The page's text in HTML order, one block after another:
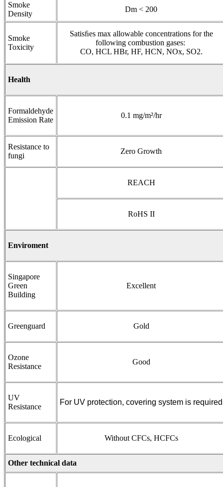
Smoke
Density
Dm < 200
Smoke
Toxicity
Satisﬁes max allowable concentrations for the
following combustion gases:
CO, HCL HBr, HF, HCN, NOx, SO2.
Health
Formaldehyde
Emission Rate
0.1 mg/m²/hr
Resistance to
fungi
Zero Growth
REACH
RoHS II
Enviroment
Singapore
Green
Building
Excellent
Greenguard Gold
Ozone
Resistance
Good
UV
Resistance
For UV protection, covering system is required
Ecological Without CFCs, HCFCs
Other technical data